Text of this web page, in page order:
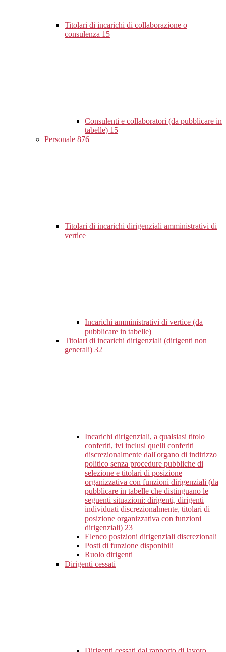
Titolari di incarichi di collaborazione o
consulenza 15
Consulenti e collaboratori (da pubblicare in
tabelle) 15
Personale 876
Titolari di incarichi dirigenziali amministrativi di
vertice
Incarichi amministrativi di vertice (da
pubblicare in tabelle)
Titolari di incarichi dirigenziali (dirigenti non
generali) 32
Incarichi dirigenziali, a qualsiasi titolo
conferiti, ivi inclusi quelli conferiti
discrezionalmente dall'organo di indirizzo
politico senza procedure pubbliche di
selezione e titolari di posizione
organizzativa con funzioni dirigenziali (da
pubblicare in tabelle che distinguano le
seguenti situazioni: dirigenti, dirigenti
individuati discrezionalmente, titolari di
posizione organizzativa con funzioni
dirigenziali) 23
Elenco posizioni dirigenziali discrezionali
Posti di funzione disponibili
Ruolo dirigenti
Dirigenti cessati